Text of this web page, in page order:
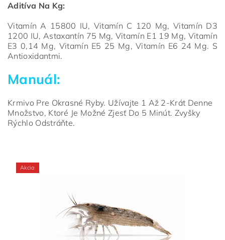
Aditíva Na Kg:
Vitamín A 15800 IU, Vitamín C 120 Mg, Vitamín D3
1200 IU, Astaxantín 75 Mg, Vitamín E1 19 Mg, Vitamín
E3 0,14 Mg, Vitamín E5 25 Mg, Vitamín E6 24 Mg. S
Antioxidantmi.
Manuál:
Krmivo Pre Okrasné Ryby. Užívajte 1 Až 2-Krát Denne
Množstvo, Ktoré Je Možné Zjesť Do 5 Minút. Zvyšky
Rýchlo Odstráňte.
Akcia